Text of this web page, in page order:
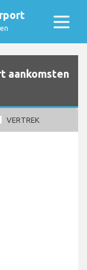
aankomsten
VERTREK